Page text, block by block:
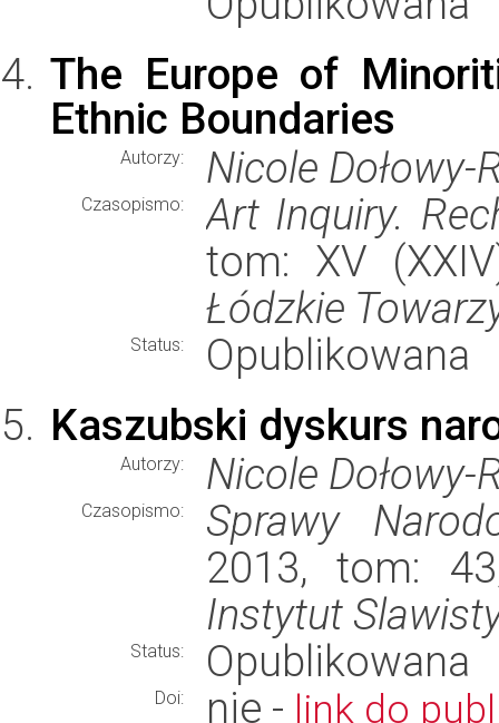
The Europe of
Ethnic Boundaries
Autorzy: Nicole Dołowy-
Czasopismo:
Art Inquiry.
tom: XV
Łódzkie
Status:
Opublikowana
Kaszubski dyskurs
Autorzy: Nicole Dołowy-
Czasopismo:
Sprawy
2013, tom:
Instytut
Status: Opublikowana
Doi: nie - link do